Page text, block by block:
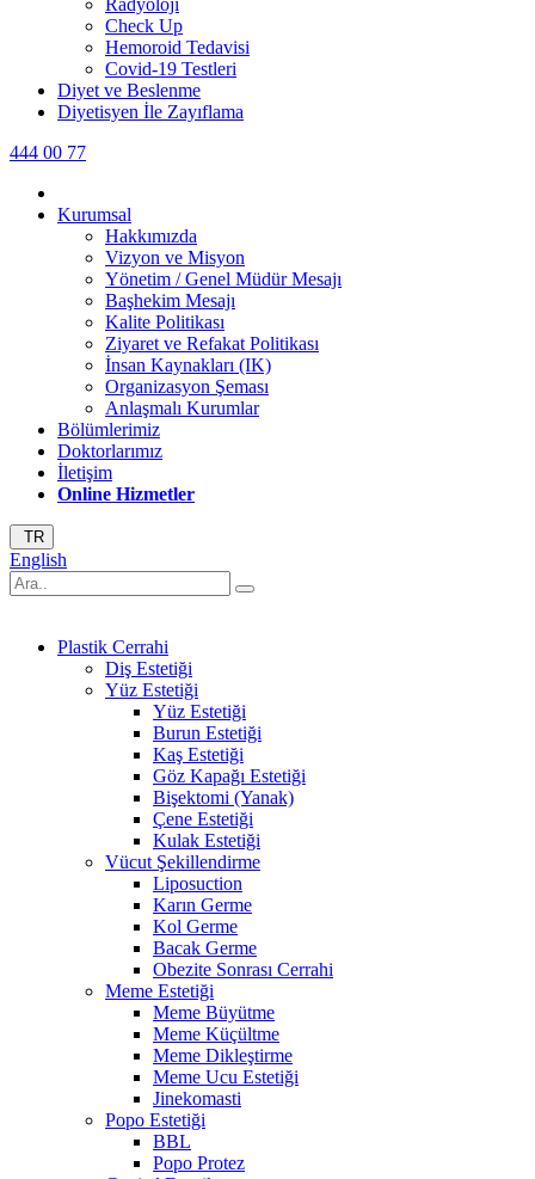
Radyoloji
Check Up
Hemoroid Tedavisi
Covid-19 Testleri
Diyet ve Beslenme
Diyetisyen İle Zayıflama
444 00 77
Kurumsal
Hakkımızda
Vizyon ve Misyon
Yönetim / Genel Müdür Mesajı
Başhekim Mesajı
Kalite Politikası
Ziyaret ve Refakat Politikası
İnsan Kaynakları (IK)
Organizasyon Şeması
Anlaşmalı Kurumlar
Bölümlerimiz
Doktorlarımız
İletişim
Online Hizmetler
TR
English
Plastik Cerrahi
Diş Estetiği
Yüz Estetiği
Yüz Estetiği
Burun Estetiği
Kaş Estetiği
Göz Kapağı Estetiği
Bişektomi (Yanak)
Çene Estetiği
Kulak Estetiği
Vücut Şekillendirme
Liposuction
Karın Germe
Kol Germe
Bacak Germe
Obezite Sonrası Cerrahi
Meme Estetiği
Meme Büyütme
Meme Küçültme
Meme Dikleştirme
Meme Ucu Estetiği
Jinekomasti
Popo Estetiği
BBL
Popo Protez